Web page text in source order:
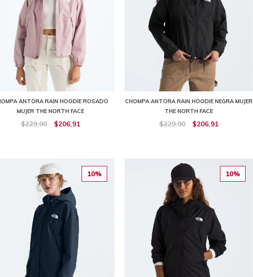
ANTORA RAIN HOODIE ROSADO
MUJER THE NORTH FACE
$229,90 $206,91
CHOMPA ANTORA RAIN HOODIE NEGRA MUJER
THE NORTH FACE
$229,90 $206,91
10% 10%